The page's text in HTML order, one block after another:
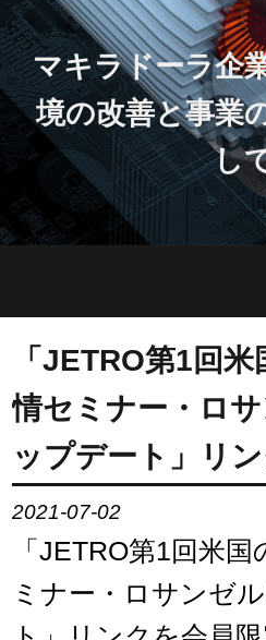
マキラドーラ企
境の改善と事業
し
JMAについて
会員情報
イベント案内
ご入会案内
会員限定情報
「JETRO第1回
情セミナー・ロ
ップデート」リ
2021-07-02
「JETRO第1回米
ミナー・ロサンゼ